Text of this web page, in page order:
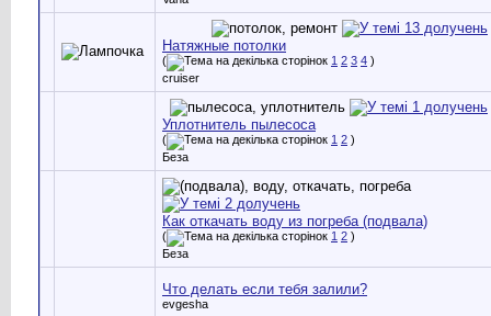
Натяжные потолки
( 1 2 3 4 )
cruiser
Уплотнитель пылесоса
( 1 2 )
Беза
Как откачать воду из погреба (подвала)
( 1 2 )
Беза
Что делать если тебя залили?
evgesha